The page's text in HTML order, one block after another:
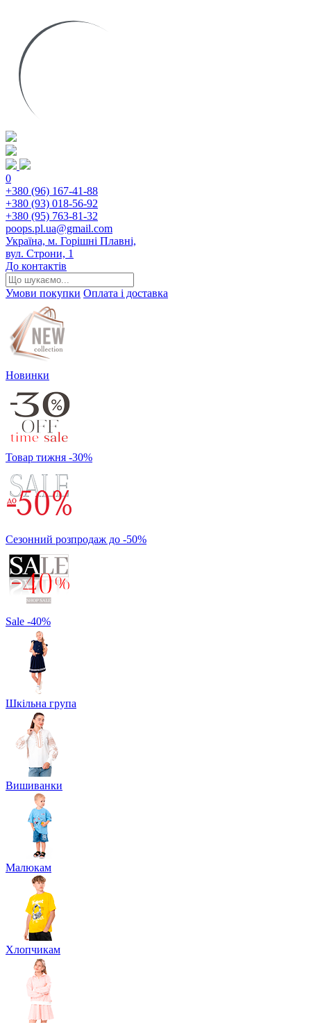
0
+380 (96) 167-41-88
+380 (93) 018-56-92
+380 (95) 763-81-32
poops.pl.ua@gmail.com
Україна, м. Горішні Плавні,
вул. Строни, 1
До контактів
Умови покупки Оплата і доставка
Новинки
Товар тижня -30%
Сезонний розпродаж до -50%
Sale -40%
Шкільна група
Вишиванки
Малюкам
Хлопчикам